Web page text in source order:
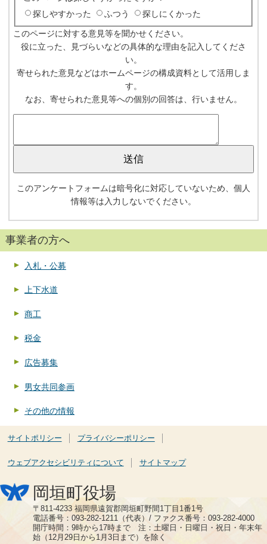
探しやすかった
ふつう 探しにくかった
このページに対する意見等を聞かせください。
役に立った、見づらいなどの具体的な理由を記入してくださ
い。
寄せられた意見などはホームページの構成資料として活用しま
す。
なお、寄せられた意見等への個別の回答は、行いません。
このアンケートフォームは暗号化に対応していないため、個人
情報等は入力しないでください。
事業者の方へ
入札・公募
上下水道
商工
税金
広告募集
男女共同参画
その他の情報
サイトポリシー プライバシーポリシー
ウェブアクセシビリティについて サイトマップ
岡垣町役場
〒811-4233 福岡県遠賀郡岡垣町野間1丁目1番1号
電話番号：093-282-1211（代表）/ ファクス番号：093-282-4000
開庁時間：9時から17時まで 注：土曜日・日曜日・祝日・年末年
始（12月29日から1月3日まで）を除く